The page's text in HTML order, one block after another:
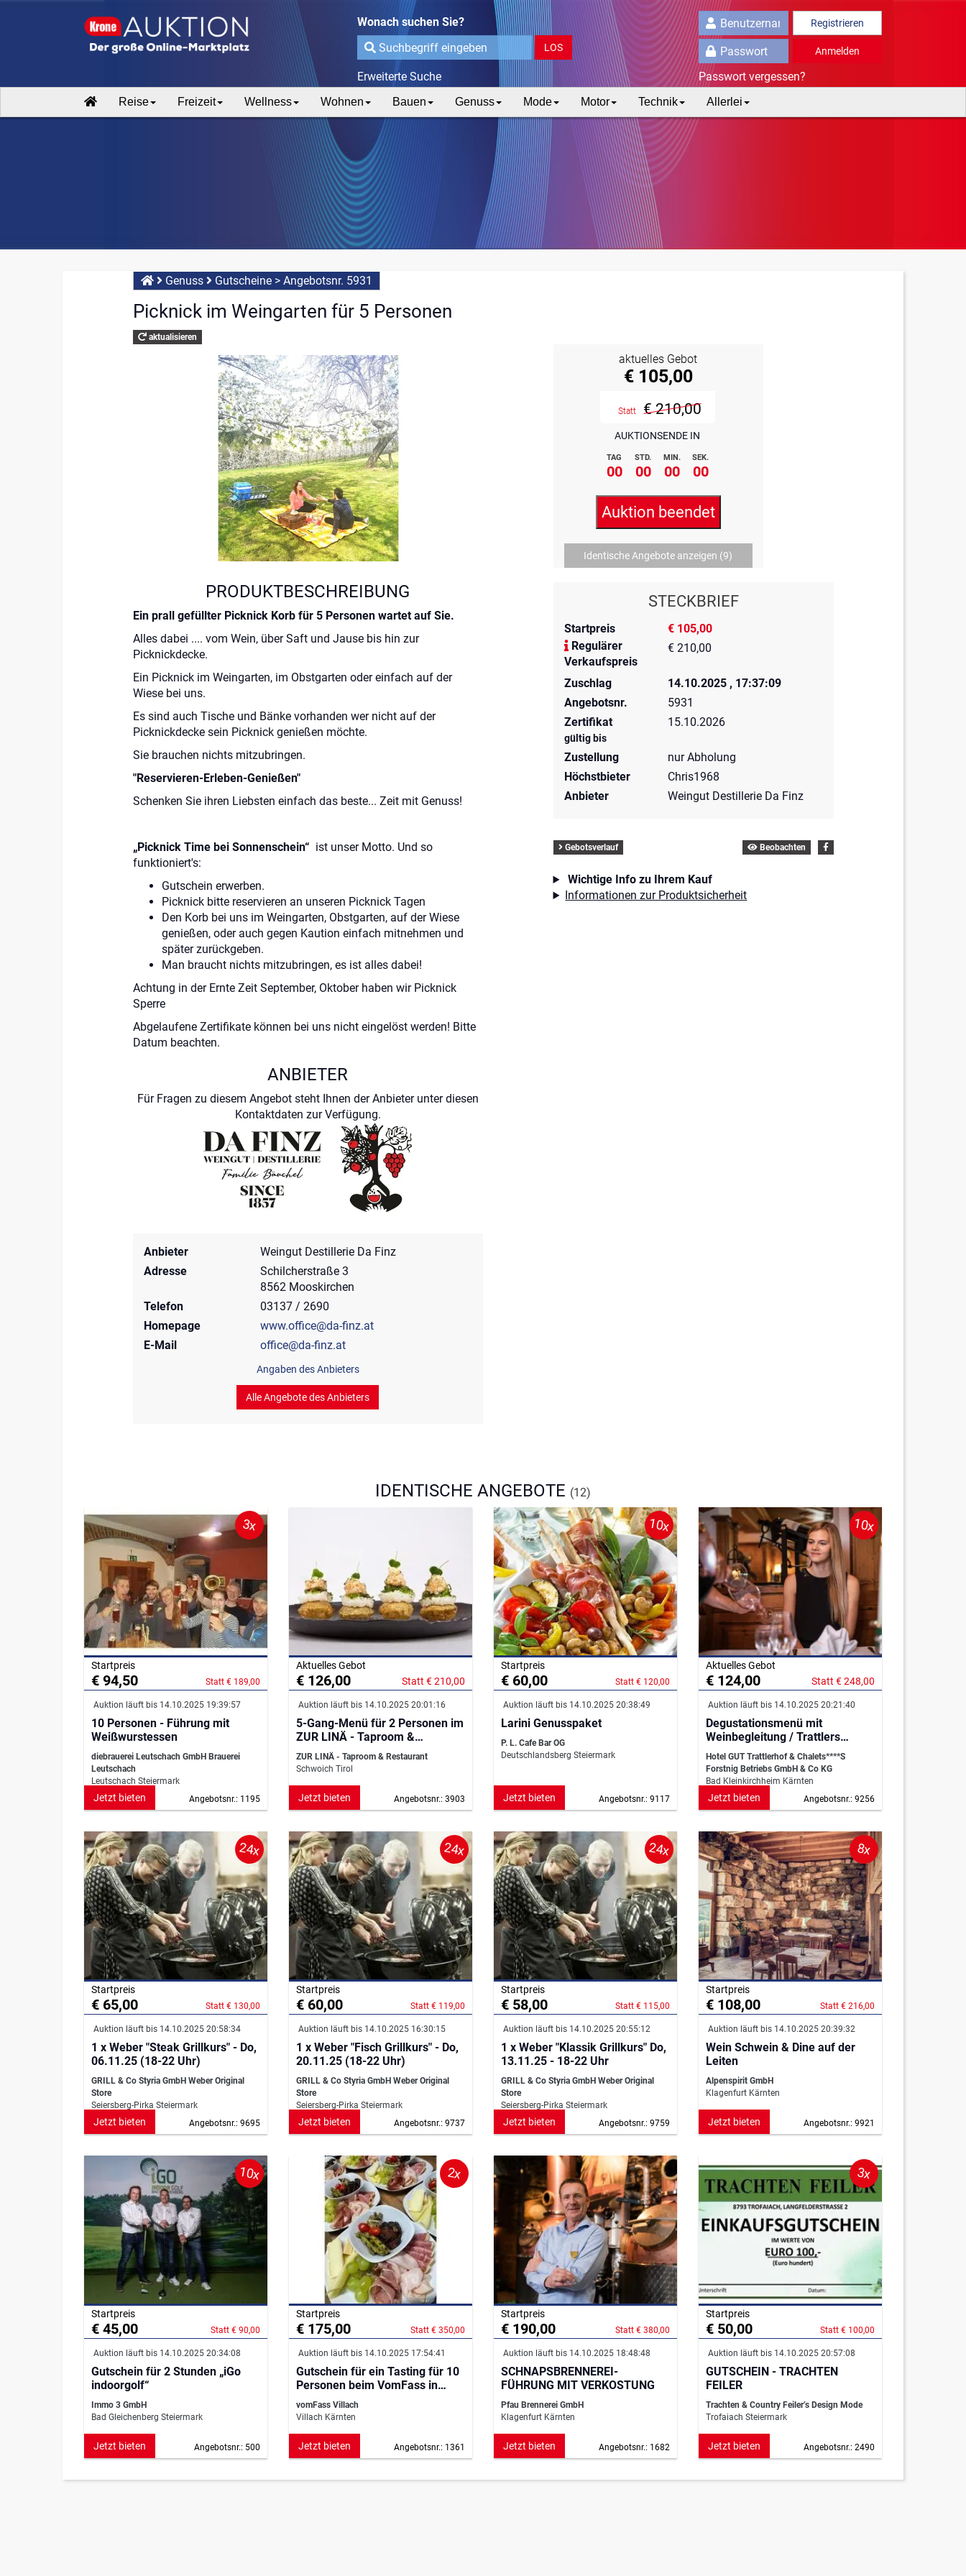
Wonach suchen Sie?
LOS
Erweiterte Suche
Registrieren
Anmelden
Passwort vergessen?
Reise Freizeit Wellness Wohnen Bauen Genuss Mode Motor Technik Allerlei
Genuss Gutscheine> Angebotsnr. 5931
Picknick im Weingarten für 5 Personen
aktualisieren
AUKTIONSENDE IN
TAG STD. MIN. SEK.
00 00 00 00
aktuelles Gebot
€ 105,00
Statt € 210,00
Auktion beendet
Identische Angebote anzeigen (9)
STECKBRIEF
Startpreis
€ 105,00
Regulärer
Verkaufspreis
€ 210,00
Zuschlag
14.10.2025 , 17:37:09
Angebotsnr.
5931
Zertifikat
gültig bis
15.10.2026
Zustellung
nur Abholung
Höchstbieter
Chris1968
Anbieter
Weingut Destillerie Da Finz
Gebotsverlauf Beobachten
Wichtige Info zu Ihrem Kauf
Informationen zur Produktsicherheit
PRODUKTBESCHREIBUNG
Ein prall gefüllter Picknick Korb für 5 Personen wartet auf Sie.
Alles dabei .... vom Wein, über Saft und Jause bis hin zur
Picknickdecke.
Ein Picknick im Weingarten, im Obstgarten oder einfach auf der
Wiese bei uns.
Es sind auch Tische und Bänke vorhanden wer nicht auf der
Picknickdecke sein Picknick genießen möchte.
Sie brauchen nichts mitzubringen.
"Reservieren-Erleben-Genießen"
Schenken Sie ihren Liebsten einfach das beste... Zeit mit Genuss!
„Picknick Time bei Sonnenschein“ ist unser Motto. Und so
funktioniert's:
Gutschein erwerben.
Picknick bitte reservieren an unseren Picknick Tagen
Den Korb bei uns im Weingarten, Obstgarten, auf der Wiese
genießen, oder auch gegen Kaution einfach mitnehmen und
später zurückgeben.
Man braucht nichts mitzubringen, es ist alles dabei!
Achtung in der Ernte Zeit September, Oktober haben wir Picknick
Sperre
Abgelaufene Zertifikate können bei uns nicht eingelöst werden! Bitte
Datum beachten.
ANBIETER
Für Fragen zu diesem Angebot steht Ihnen der Anbieter unter diesen
Kontaktdaten zur Verfügung.
Anbieter
Weingut Destillerie Da Finz
Adresse
Schilcherstraße 3
8562 Mooskirchen
Telefon
03137 / 2690
Homepage
www.office@da-finz.at
E-Mail
office@da-finz.at
Angaben des Anbieters
Alle Angebote des Anbieters
IDENTISCHE ANGEBOTE (12)
3x
Startpreis
€ 94,50 Statt € 189,00
Auktion läuft bis 14.10.2025 19:39:57
10 Personen - Führung mit
Weißwurstessen
diebrauerei Leutschach GmbH Brauerei
Leutschach
Leutschach Steiermark
Angebotsnr.: 1195
Jetzt bieten
Aktuelles Gebot
€ 126,00 Statt € 210,00
Auktion läuft bis 14.10.2025 20:01:16
5-Gang-Menü für 2 Personen im
ZUR LINÄ - Taproom &
Restaurant
ZUR LINÄ - Taproom & Restaurant
Schwoich Tirol
Angebotsnr.: 3903
Jetzt bieten
10x
Startpreis
€ 60,00 Statt € 120,00
Auktion läuft bis 14.10.2025 20:38:49
Larini Genusspaket
P. L. Cafe Bar OG
Deutschlandsberg Steiermark
Angebotsnr.: 9117
Jetzt bieten
10x
Aktuelles Gebot
€ 124,00 Statt € 248,00
Auktion läuft bis 14.10.2025 20:21:40
Degustationsmenü mit
Weinbegleitung / Trattlers
Einkehr
Hotel GUT Trattlerhof & Chalets****S
Forstnig Betriebs GmbH & Co KG
Bad Kleinkirchheim Kärnten
Angebotsnr.: 9256
Jetzt bieten
24x
Startpreis
€ 65,00 Statt € 130,00
Auktion läuft bis 14.10.2025 20:58:34
1 x Weber "Steak Grillkurs" - Do,
06.11.25 (18-22 Uhr)
GRILL & Co Styria GmbH Weber Original
Store
Seiersberg-Pirka Steiermark
Angebotsnr.: 9695
Jetzt bieten
24x
Startpreis
€ 60,00 Statt € 119,00
Auktion läuft bis 14.10.2025 16:30:15
1 x Weber "Fisch Grillkurs" - Do,
20.11.25 (18-22 Uhr)
GRILL & Co Styria GmbH Weber Original
Store
Seiersberg-Pirka Steiermark
Angebotsnr.: 9737
Jetzt bieten
24x
Startpreis
€ 58,00 Statt € 115,00
Auktion läuft bis 14.10.2025 20:55:12
1 x Weber "Klassik Grillkurs" Do,
13.11.25 - 18-22 Uhr
GRILL & Co Styria GmbH Weber Original
Store
Seiersberg-Pirka Steiermark
Angebotsnr.: 9759
Jetzt bieten
8x
Startpreis
€ 108,00 Statt € 216,00
Auktion läuft bis 14.10.2025 20:39:32
Wein Schwein & Dine auf der
Leiten
Alpenspirit GmbH
Klagenfurt Kärnten
Angebotsnr.: 9921
Jetzt bieten
10x
Startpreis
€ 45,00 Statt € 90,00
Auktion läuft bis 14.10.2025 20:34:08
Gutschein für 2 Stunden „iGo
indoorgolf“
Immo 3 GmbH
Bad Gleichenberg Steiermark
Angebotsnr.: 500
Jetzt bieten
2x
Startpreis
€ 175,00 Statt € 350,00
Auktion läuft bis 14.10.2025 17:54:41
Gutschein für ein Tasting für 10
Personen beim VomFass in
Villach
vomFass Villach
Villach Kärnten
Angebotsnr.: 1361
Jetzt bieten
Startpreis
€ 190,00 Statt € 380,00
Auktion läuft bis 14.10.2025 18:48:48
SCHNAPSBRENNEREI-
FÜHRUNG MIT VERKOSTUNG
Pfau Brennerei GmbH
Klagenfurt Kärnten
Angebotsnr.: 1682
Jetzt bieten
3x
Startpreis
€ 50,00 Statt € 100,00
Auktion läuft bis 14.10.2025 20:57:08
GUTSCHEIN - TRACHTEN
FEILER
Trachten & Country Feiler’s Design Mode
Trofaiach Steiermark
Angebotsnr.: 2490
Jetzt bieten